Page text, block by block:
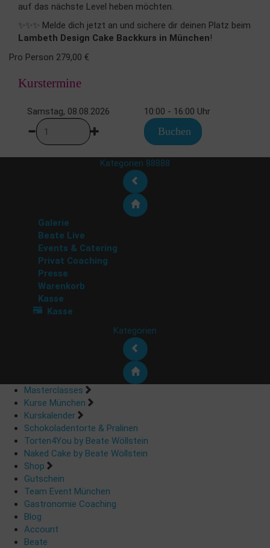
auf das nächste Level heben möchten.
✨✨✨ Melde dich jetzt an und sichere dir deinen Platz beim
Lambeth Design Cake Backkurs in München!
Pro Person 279,00 €
Kurstermine
Samstag, 08.08.2026 10:00 - 16:00 Uhr
Buchen
Kategorien 88888
Galerie
Beate Live
Events & Catering
Privat Coaching
Presse
Warenkorb
Kasse
Kasse
Kategorien
Masterclasses
Kurse München
Kurskalender
Schokoladentorte & Pralinen
Torten4You by Beate Wöllstein
Naked Cake by Beate Wöllstein
Shop
Gutschein
Team Event München
Gastronomie Coaching
Blog
Account
Beate